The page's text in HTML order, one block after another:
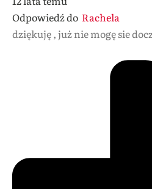
Odpowiedź do Rachela
dziękuję , już nie mogę sie